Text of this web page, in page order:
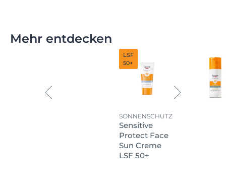
Mehr entdecken
LSF
50+
SONNENSCHUTZ
Sensitive
Protect Face
Sun Creme
LSF 50+